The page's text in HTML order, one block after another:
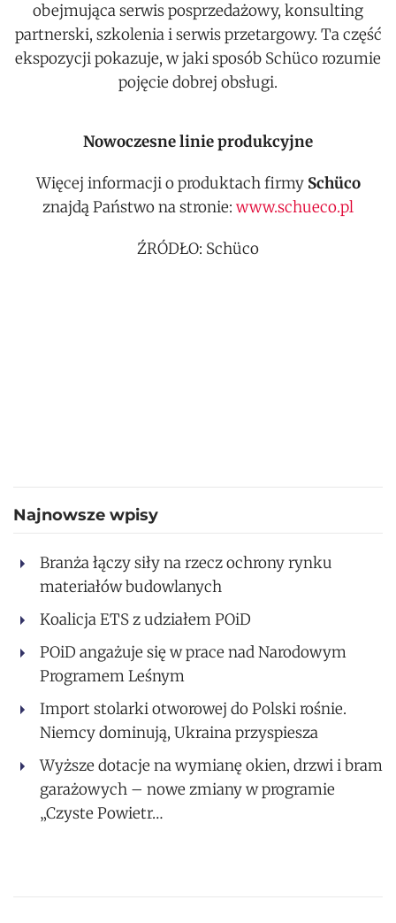
obejmująca serwis posprzedażowy, konsulting
partnerski, szkolenia i serwis przetargowy. Ta część
ekspozycji pokazuje, w jaki sposób Schüco rozumie
pojęcie dobrej obsługi.
Nowoczesne linie produkcyjne
Więcej informacji o produktach firmy Schüco
znajdą Państwo na stronie: www.schueco.pl
ŹRÓDŁO: Schüco
Najnowsze wpisy
Branża łączy siły na rzecz ochrony rynku
materiałów budowlanych
Koalicja ETS z udziałem POiD
POiD angażuje się w prace nad Narodowym
Programem Leśnym
Import stolarki otworowej do Polski rośnie.
Niemcy dominują, Ukraina przyspiesza
Wyższe dotacje na wymianę okien, drzwi i bram
garażowych – nowe zmiany w programie
„Czyste Powietr…